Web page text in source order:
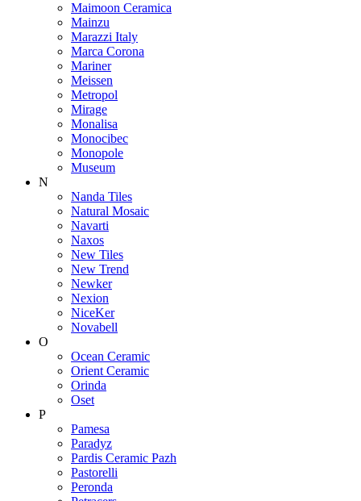
Maimoon Ceramica
Mainzu
Marazzi Italy
Marca Corona
Mariner
Meissen
Metropol
Mirage
Monalisa
Monocibec
Monopole
Museum
N
Nanda Tiles
Natural Mosaic
Navarti
Naxos
New Tiles
New Trend
Newker
Nexion
NiceKer
Novabell
O
Ocean Ceramic
Orient Ceramic
Orinda
Oset
P
Pamesa
Paradyz
Pardis Ceramic Pazh
Pastorelli
Peronda